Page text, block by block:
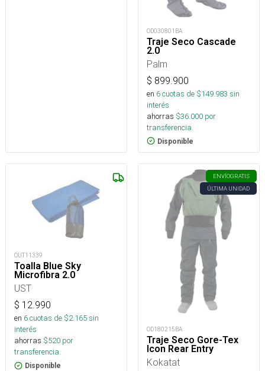
OD030801BA
Traje Seco Cascade
2.0
Palm
$ 899.900
en 6cuotas de $149.983 sin
interés
ahorras $36.000 por
transferencia.
Disponible
OUT11339
Toalla Blue Sky
Microfibra 2.0
UST
$ 12.990
en 6cuotas de $2.165sin
interés
ahorras $520 por
transferencia.
Disponible
ENVÍOGRATIS
ÚLTIMA UNIDAD
OD180215BA
Traje Seco Gore-Tex
Icon Rear Entry
Kokatat